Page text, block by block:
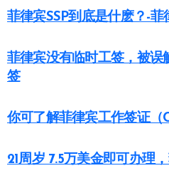
菲律宾SSP到底是什麽？-
菲律宾没有临时工签，被误
签
你可了解菲律宾工作签证（
21周岁 7.5万美金即可办理